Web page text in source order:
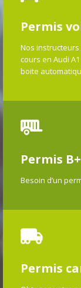
Permis
Nos
cours en Audi
boite
Permis
Besoin d’un
Permis